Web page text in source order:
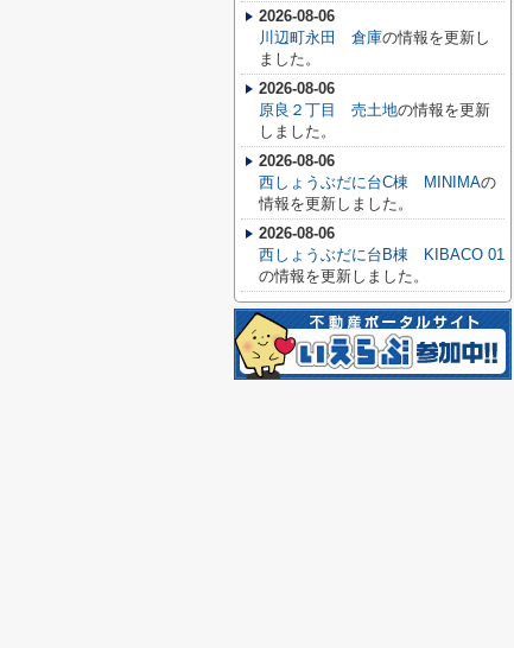
2026-08-06
川辺町永田 倉庫の情報を更新し
ました。
2026-08-06
原良２丁目 売土地の情報を更新
しました。
2026-08-06
西しょうぶだに台C棟 MINIMAの
情報を更新しました。
2026-08-06
西しょうぶだに台B棟 KIBACO 01
の情報を更新しました。